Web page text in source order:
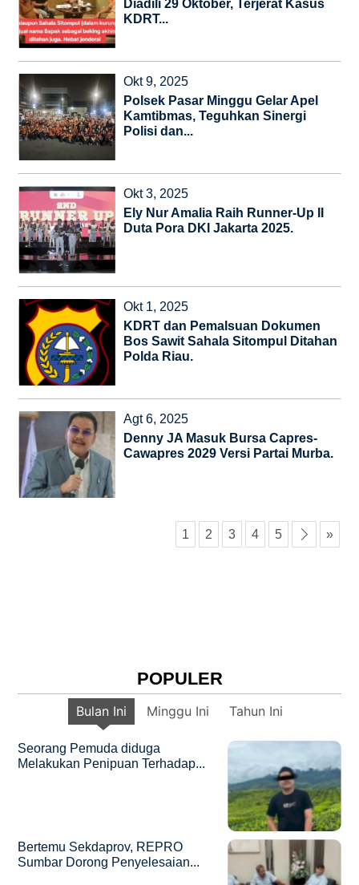
Diadili 29 Oktober, Terjerat Kasus
KDRT...
Okt 9, 2025
Polsek Pasar Minggu Gelar Apel
Kamtibmas, Teguhkan Sinergi
Polisi dan...
Okt 3, 2025
Ely Nur Amalia Raih Runner-Up II
Duta Pora DKI Jakarta 2025.
Okt 1, 2025
KDRT dan Pemalsuan Dokumen
Bos Sawit Sahala Sitompul Ditahan
Polda Riau.
Agt 6, 2025
Denny JA Masuk Bursa Capres-
Cawapres 2029 Versi Partai Murba.
1 2 3 4 5 › »
POPULER
Bulan Ini Minggu Ini Tahun Ini
Seorang Pemuda diduga
Melakukan Penipuan Terhadap...
Bertemu Sekdaprov, REPRO
Sumbar Dorong Penyelesaian...